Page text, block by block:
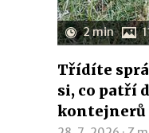
2 min
Třídíte
si, co patří
kontejnerů